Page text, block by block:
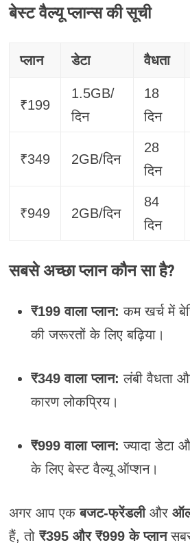
बेस्ट वैल्यू प्लान्स की सूची
प्लान डेटा वैधता
₹199
1.5GB/
दिन
18
दिन
₹349 2GB/दिन
28
दिन
₹949 2GB/दिन
84
दिन
सबसे अच्छा प्लान कौन सा है?
₹199 वाला प्लान: कम खर्च में
की जरूरतों के लिए बढ़िया।
₹349 वाला प्लान: लंबी वैधता
कारण लोकप्रिय।
₹999 वाला प्लान: ज्यादा डेटा
के लिए बेस्ट वैल्यू ऑप्शन।
अगर आप एकबजट-फ्रेंडलीऔर
हैं, तो ₹395 और ₹999 के प्लान